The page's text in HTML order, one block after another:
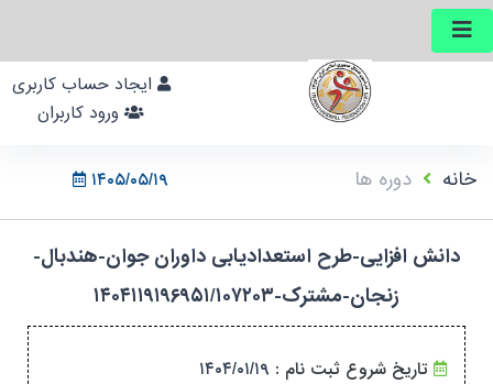
۱۴۰۵/۰۵/۱۹ خانه دوره ها
دانش افزایی-طرح استعدادیابی داوران جوان-هندبال-
زنجان-مشترک-۱۴۰۴۱۱۹۱۹۶۹۵۱/۱۰۷۲۰۳
تاریخ شروع ثبت نام : ۱۴۰۴/۰۱/۱۹